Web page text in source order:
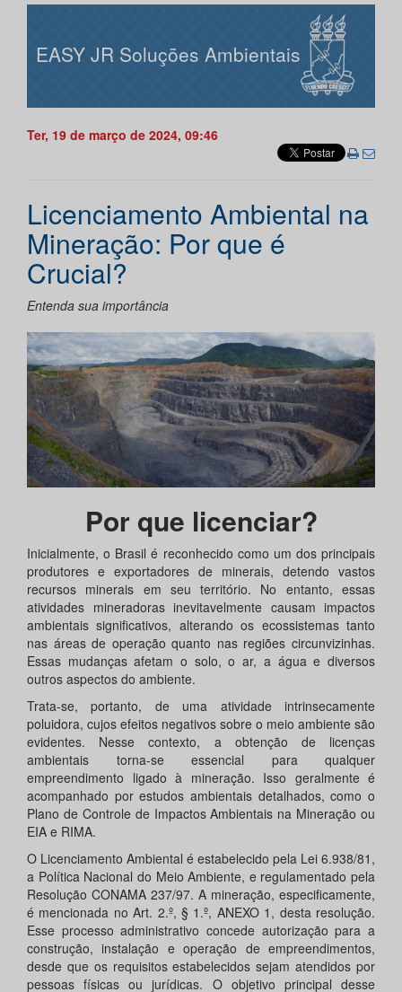
EASY JR Soluções Ambientais
Ter, 19 de março de 2024, 09:46
Licenciamento Ambiental na
Mineração: Por que é
Crucial?
Entenda sua importância
Por que licenciar?
Inicialmente, o Brasil é reconhecido como um dos principais
produtores e exportadores de minerais, detendo vastos
recursos minerais em seu território. No entanto, essas
atividades mineradoras inevitavelmente causam impactos
ambientais significativos, alterando os ecossistemas tanto
nas áreas de operação quanto nas regiões circunvizinhas.
Essas mudanças afetam o solo, o ar, a água e diversos
outros aspectos do ambiente.
Trata-se, portanto, de uma atividade intrinsecamente
poluidora, cujos efeitos negativos sobre o meio ambiente são
evidentes. Nesse contexto, a obtenção de licenças
ambientais torna-se essencial para qualquer
empreendimento ligado à mineração. Isso geralmente é
acompanhado por estudos ambientais detalhados, como o
Plano de Controle de Impactos Ambientais na Mineração ou
EIA e RIMA.
O Licenciamento Ambiental é estabelecido pela Lei 6.938/81,
a Política Nacional do Meio Ambiente, e regulamentado pela
Resolução CONAMA 237/97. A mineração, especificamente,
é mencionada no Art. 2.º, § 1.º, ANEXO 1, desta resolução.
Esse processo administrativo concede autorização para a
construção, instalação e operação de empreendimentos,
desde que os requisitos estabelecidos sejam atendidos por
pessoas físicas ou jurídicas. O objetivo principal desse